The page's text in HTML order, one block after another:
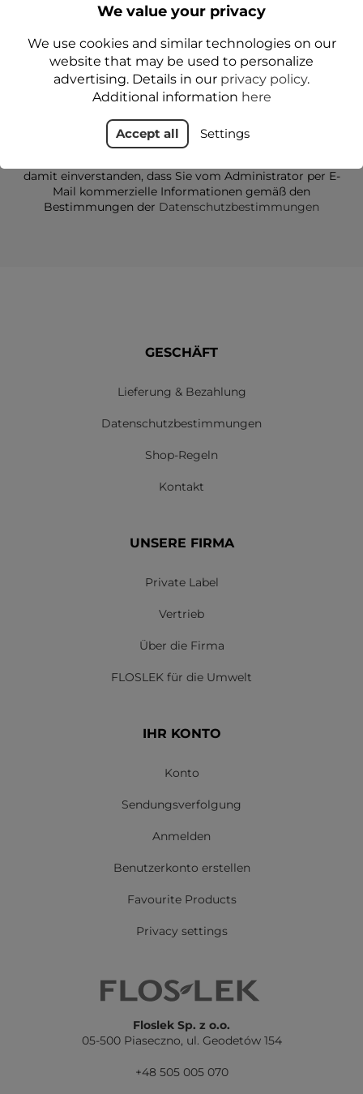
Sonderangebote
damit einverstanden, dass Sie vom Administrator per E-
Mail kommerzielle Informationen gemäß den
Bestimmungen der Datenschutzbestimmungen
GESCHÄFT
Lieferung & Bezahlung
Datenschutzbestimmungen
Shop-Regeln
Kontakt
UNSERE FIRMA
Private Label
Vertrieb
Über die Firma
FLOSLEK für die Umwelt
IHR KONTO
Konto
Sendungsverfolgung
Anmelden
Benutzerkonto erstellen
Favourite Products
Privacy settings
Floslek Sp. z o.o.
05-500 Piaseczno, ul. Geodetów 154
+48 505 005 070
We value your privacy
We use cookies and similar technologies on our
website that may be used to personalize
advertising. Details in our privacy policy.
Additional information here
Accept all Settings